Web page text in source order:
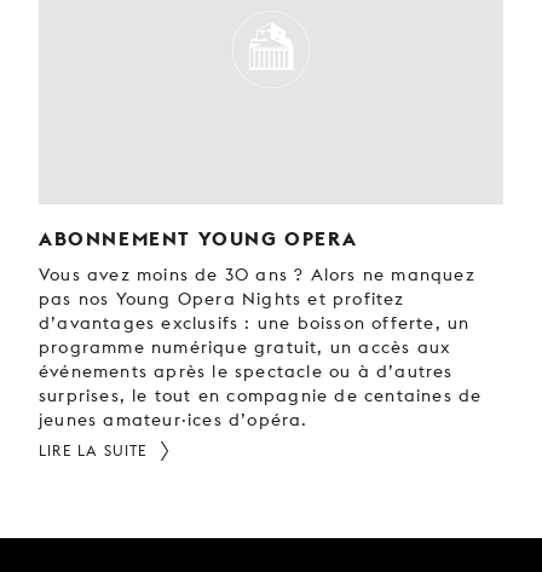
ABONNEMENT YOUNG OPERA
Vous avez moins de 30 ans ? Alors ne manquez
pas nos Young Opera Nights et profitez
d’avantages exclusifs : une boisson offerte, un
programme numérique gratuit, un accès aux
événements après le spectacle ou à d’autres
surprises, le tout en compagnie de centaines de
jeunes amateur·ices d’opéra.
LIRE LA SUITE